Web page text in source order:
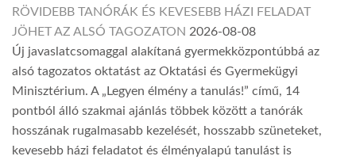
RÖVIDEBB TANÓRÁK ÉS KEVESEBB HÁZI FELADAT
JÖHET AZ ALSÓ TAGOZATON 2026-08-08
Új javaslatcsomaggal alakítaná gyermekközpontúbbá az
alsó tagozatos oktatást az Oktatási és Gyermekügyi
Minisztérium. A „Legyen élmény a tanulás!” című, 14
pontból álló szakmai ajánlás többek között a tanórák
hosszának rugalmasabb kezelését, hosszabb szüneteket,
kevesebb házi feladatot és élményalapú tanulást is